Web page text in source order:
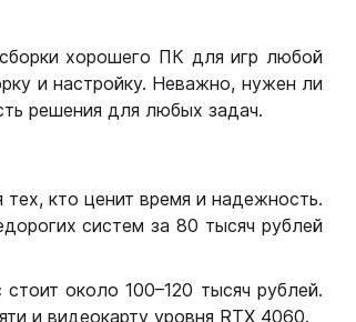
хорошего ПК для игр любой
и настройку. Неважно, нужен ли
решения для любых задач.
кто ценит время и надежность.
систем за 80 тысяч рублей
около 100–120 тысяч рублей.
и видеокарту уровня RTX 4060.